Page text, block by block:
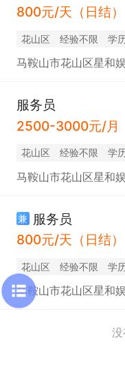
800元/天（日结）
花山区 经验不限 学
马鞍山市花山区星和
服务员
2500-3000元/月
花山区 经验不限 学
马鞍山市花山区星和
兼 服务员
800元/天（日结）
花山区 经验不限 学
马鞍山市花山区星和